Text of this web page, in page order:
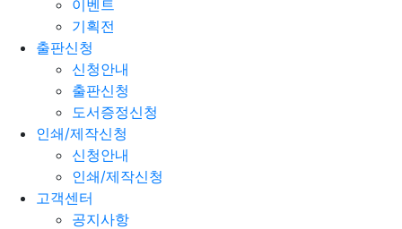
이벤트
기획전
출판신청
신청안내
출판신청
도서증정신청
인쇄/제작신청
신청안내
인쇄/제작신청
고객센터
공지사항